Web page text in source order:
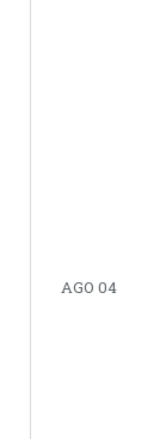
AGO 04